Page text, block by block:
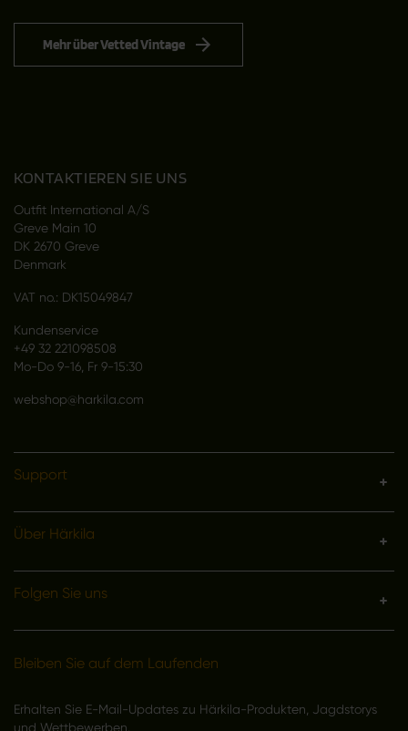
Mehr über Vetted Vintage
KONTAKTIEREN SIE UNS
Outfit International A/S
Greve Main 10
DK 2670 Greve
Denmark
VAT no.: DK15049847
Kundenservice
+49 32 221098508
Mo-Do 9-16, Fr 9-15:30
webshop@harkila.com
Support
Über Härkila
Folgen Sie uns
Bleiben Sie auf dem Laufenden
Erhalten Sie E-Mail-Updates zu Härkila-Produkten, Jagdstorys
und Wettbewerben.